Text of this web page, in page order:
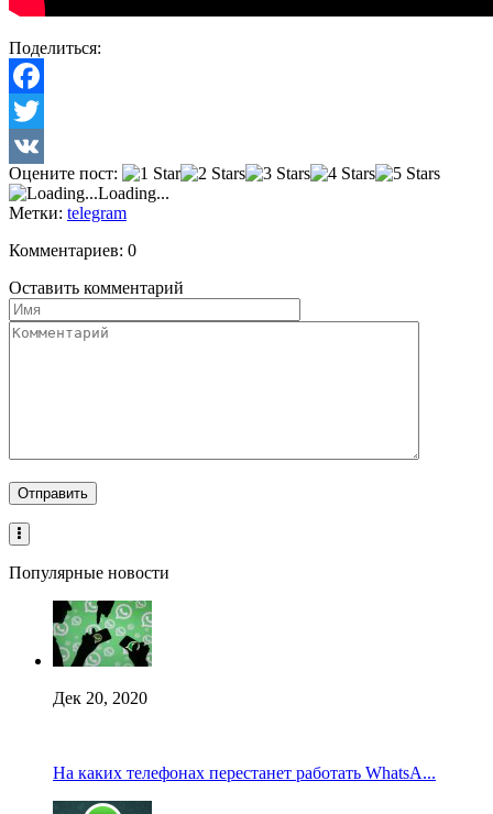
Поделиться:
Facebook
Twitter
VK
Оцените пост:
Loading...
Метки: telegram
Комментариев: 0
Оставить комментарий
Популярные новости
Дек 20, 2020
На каких телефонах перестанет работать WhatsA...